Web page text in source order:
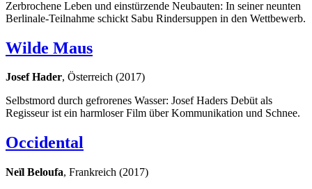
Zerbrochene Leben und einstürzende Neubauten: In seiner neunten
Berlinale-Teilnahme schickt Sabu Rindersuppen in den Wettbewerb.
Wilde Maus
Josef Hader, Österreich (2017)
Selbstmord durch gefrorenes Wasser: Josef Haders Debüt als
Regisseur ist ein harmloser Film über Kommunikation und Schnee.
Occidental
Neïl Beloufa, Frankreich (2017)